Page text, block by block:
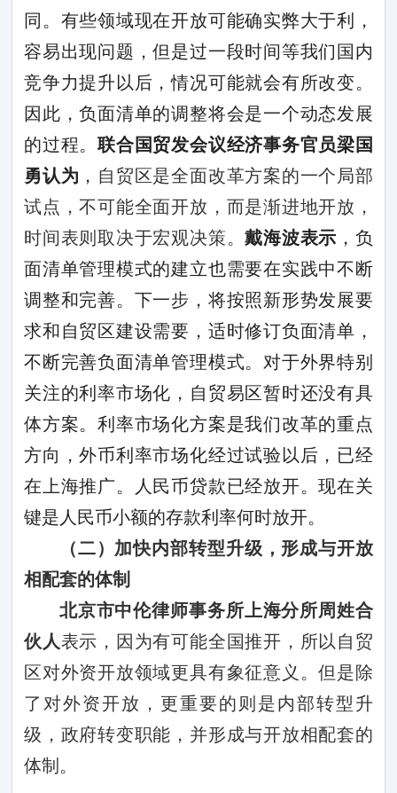
同。有些领域现在开放可能确实弊大于利，
容易出现问题，但是过一段时间等我们国内
竞争力提升以后，情况可能就会有所改变。
因此，负面清单的调整将会是一个动态发展
的过程。联合国贸发会议经济事务官员梁国
勇认为 ， 自贸区是全面改革方案的一个局部
试点，不可能全面开放，而是渐进地开放，
时间表则取决于宏观决策。戴海波表示 ，负
面清单管理模式的建立也需要在实践中不断
调整和完善。下一步，将按照新形势发展要
求和自贸区建设需要，适时修订负面清单，
不断完善负面清单管理模式。对于外界特别
关注的利率市场化，自贸易区暂时还没有具
体方案。利率市场化方案是我们改革的重点
方向，外币利率市场化经过试验以后，已经
在上海推广。人民币贷款已经放开。现在关
键是人民币小额的存款利率何时放开。
（二）加快内部转型升级，形成与开放
相配套的体制
北京市中伦律师事务所上海分所周姓合
伙人表示，因为有可能全国推开，所以自贸
区对外资开放领域更具有象征意义。但是除
了对外资开放，更重要的则是内部转型升
级，政府转变职能，并形成与开放相配套的
体制。